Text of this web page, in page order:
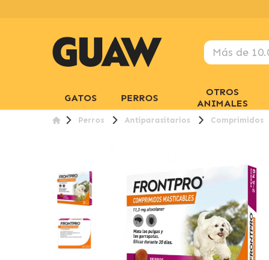
GATOS PERROS
OTROS
ANIMALES
Perros Antiparasitarios Comprimidos